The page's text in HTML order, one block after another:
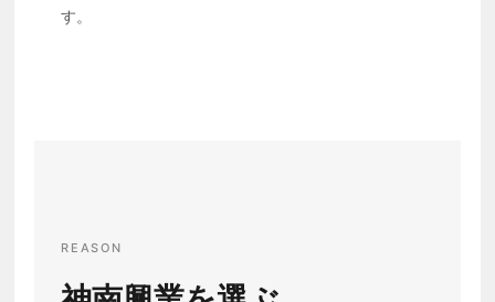
す。
REASON